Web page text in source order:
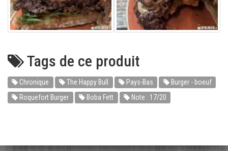
Tags de ce produit
Chronique The Happy Bull Pays-Bas
Burger - boeuf
Roquefort Burger
Boba Fett Note : 17/20